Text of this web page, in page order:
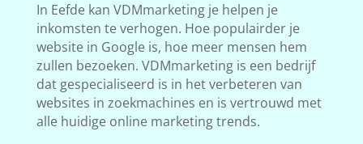
In Eefde kan VDMmarketing je helpen je
inkomsten te verhogen. Hoe populairder je
website in Google is, hoe meer mensen hem
zullen bezoeken. VDMmarketing is een bedrijf
dat gespecialiseerd is in het verbeteren van
websites in zoekmachines en is vertrouwd met
alle huidige online marketing trends.